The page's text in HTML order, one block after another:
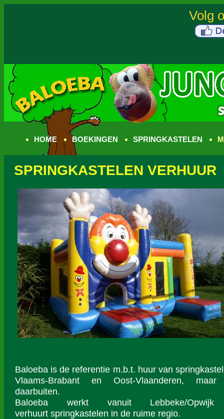
HOME BOEKINGEN SPRINGKASTELEN
SPRINGKASTELEN VERHUUR
Baloeba is de referentie m.b.t. huur van
Vlaams-Brabant en Oost-Vlaanderen,
daarbuiten.
Baloeba werkt vanuit Lebbeke/
verhuurt springkastelen in de ruime regio.